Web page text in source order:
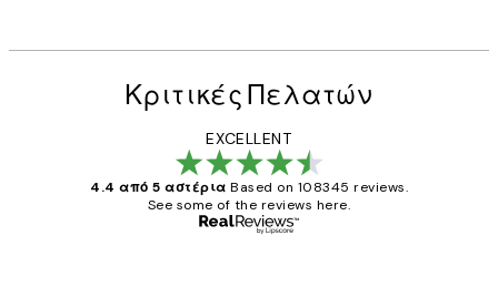
Κριτικές Πελατών
EXCELLENT
4.4 από 5 αστέρια Based on 108345 reviews.
See some of the reviews here.